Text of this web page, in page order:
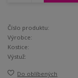
Číslo produktu:
Výrobce:
Kostice:
Výstuž:
Do oblíbených